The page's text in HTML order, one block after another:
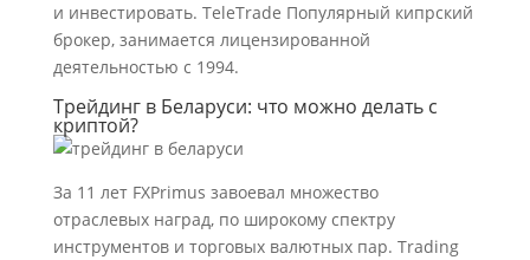
и инвестировать. TeleTrade Популярный кипрский
брокер, занимается лицензированной
деятельностью с 1994.
Трейдинг в Беларуси: что можно делать с
криптой?
За 11 лет FXPrimus завоевал множество
отраслевых наград, по широкому спектру
инструментов и торговых валютных пар. Trading